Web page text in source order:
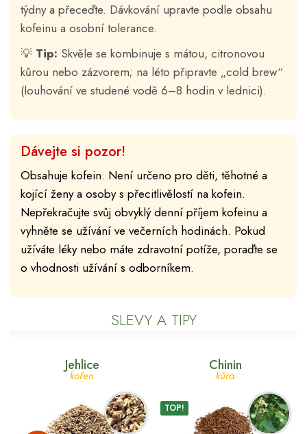
týdny a přeceďte. Dávkování upravte podle obsahu
kofeinu a osobní tolerance.
💡 Tip: Skvěle se kombinuje s mátou, citronovou
kůrou nebo zázvorem; na léto připravte „cold brew“
(louhování ve studené vodě 6–8 hodin v lednici).
Dávejte si pozor!
Obsahuje kofein. Není určeno pro děti, těhotné a
kojící ženy a osoby s přecitlivělostí na kofein.
Nepřekračujte svůj obvyklý denní příjem kofeinu a
vyhněte se užívání ve večerních hodinách. Pokud
užíváte léky nebo máte zdravotní potíže, poraďte se
o vhodnosti užívání s odborníkem.
SLEVY A TIPY
Jehlice
kořen
Chinin
kůra
TOP!